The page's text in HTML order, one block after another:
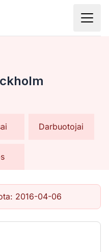
Darbuotojai
2016-04-06